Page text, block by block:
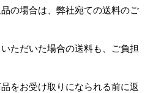
の場合は、弊社宛ての送料のご
ただいた場合の送料も、ご負担
をお受け取りになられる前に返